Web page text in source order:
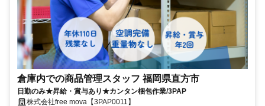
倉庫内での商品管理スタッフ 福岡県直方市
日勤のみ★昇給・賞与あり★カンタン梱包作業/3PAP
株式会社free mova【3PAP0011】